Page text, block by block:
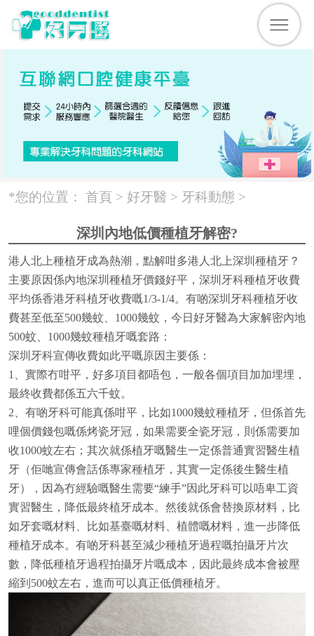
*您的位置： 首頁 > 好牙醫 > 牙科動態 >
深圳內地低價種植牙解密?
港人北上種植牙成為熱潮，點解咁多港人北上深圳種植牙？
主要原因係內地深圳種植牙價錢好平，深圳牙科種植牙收費
平均係香港牙科植牙收費嘅1/3-1/4。有啲深圳牙科種植牙收
費甚至低至500幾蚊、1000幾蚊，今日好牙醫為大家解密內地
500蚊、1000幾蚊種植牙嘅套路：
深圳牙科宣傳收費如此平嘅原因主要係：
1、實際冇咁平，好多項目都唔包，一般各個項目加加埋埋，
最終收費都係五六千蚊。
2、有啲牙科可能真係咁平，比如1000幾蚊種植牙，但係首先
哩個價錢包嘅係烤瓷牙冠，如果需要全瓷牙冠，則係需要加
收1000蚊左右；其次就係植牙嘅醫生一定係普通實習醫生植
牙（佢哋宣傳會話係專家種植牙，其實一定係後生醫生植
牙），因為冇經驗嘅醫生需要“練手”因此牙科可以唔卑工資
實習醫生，降低最終植牙成本。然後就係會替換原材料，比
如牙套嘅材料、比如基臺嘅材料、植體嘅材料，進一步降低
種植牙成本。有啲牙科甚至減少種植牙過程嘅拍攝牙片次
數，降低種植牙過程拍攝牙片嘅成本，因此最終成本會被壓
縮到500蚊左右，進而可以真正低價種植牙。